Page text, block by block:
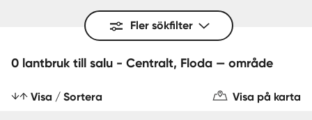
Fler sökfilter
0 lantbruk till salu - Centralt, Floda — område
Visa / Sortera Visa på karta